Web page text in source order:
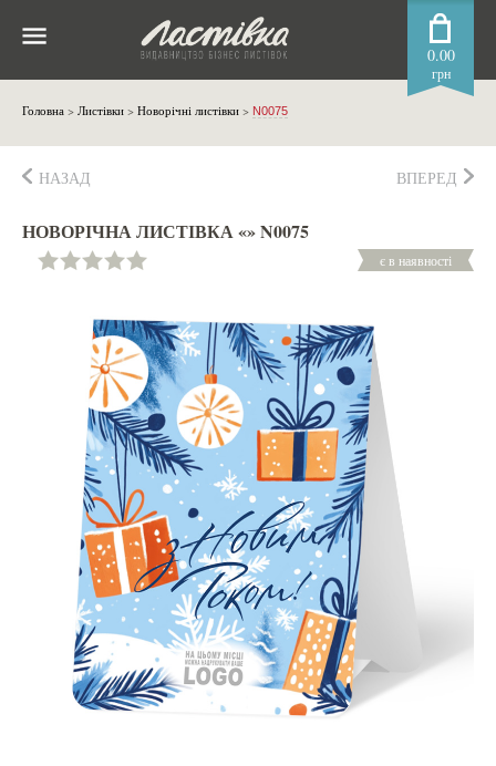
0.00
грн
Головна > Листівки > Новорічні листівки > N0075
НАЗАД ВПЕРЕД
НОВОРІЧНА ЛИСТІВКА «» N0075
є в наявності